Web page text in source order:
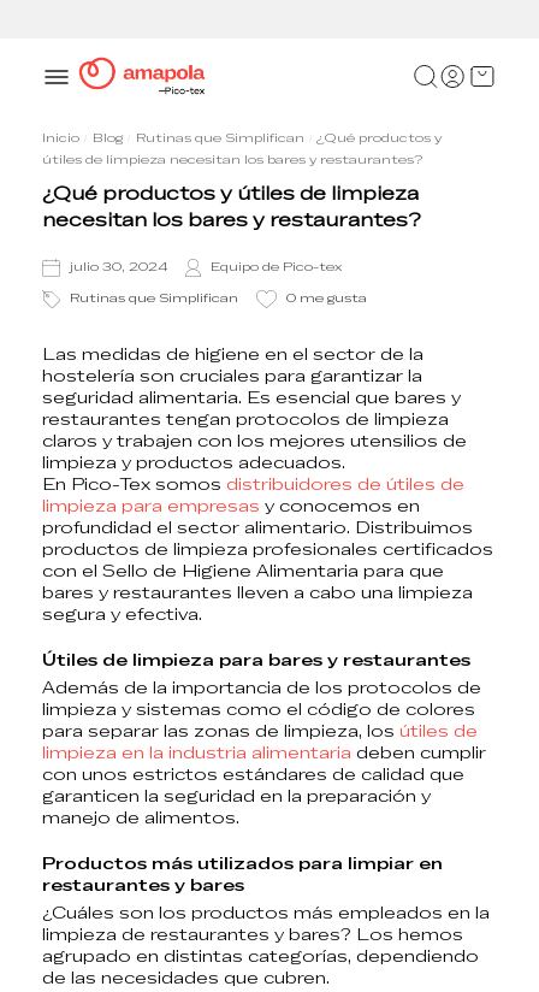
Inicio Blog Rutinas que Simplifican
¿Qué productos y
útiles de limpieza necesitan los bares y restaurantes?
¿Qué productos y útiles de limpieza
necesitan los bares y restaurantes?
julio 30, 2024
Equipo de Pico-tex
Rutinas que Simplifican
0 me gusta
Las medidas de higiene en el sector de la
hostelería son cruciales para garantizar la
seguridad alimentaria. Es esencial que bares y
restaurantes tengan protocolos de limpieza
claros y trabajen con los mejores utensilios de
limpieza y productos adecuados.
En Pico-Tex somos distribuidores de útiles de
limpieza para empresas y conocemos en
profundidad el sector alimentario. Distribuimos
productos de limpieza profesionales certificados
con el Sello de Higiene Alimentaria para que
bares y restaurantes lleven a cabo una limpieza
segura y efectiva.
Útiles de limpieza para bares y restaurantes
Además de la importancia de los protocolos de
limpieza y sistemas como el código de colores
para separar las zonas de limpieza, los útiles de
limpieza en la industria alimentaria deben cumplir
con unos estrictos estándares de calidad que
garanticen la seguridad en la preparación y
manejo de alimentos.
Productos más utilizados para limpiar en
restaurantes y bares
¿Cuáles son los productos más empleados en la
limpieza de restaurantes y bares? Los hemos
agrupado en distintas categorías, dependiendo
de las necesidades que cubren.